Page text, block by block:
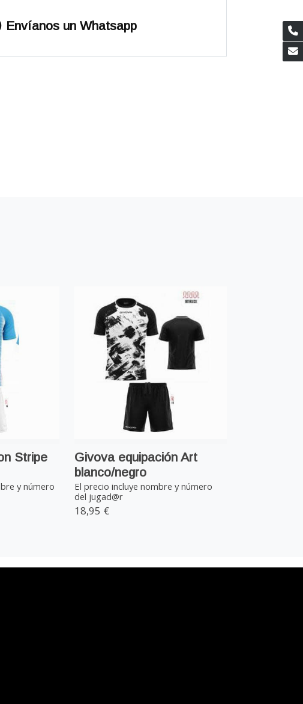
Envíanos un Whatsapp
Stripe
y número
Givova equipación Art
blanco/negro
El precio incluye nombre y número
del jugad@r
18,95 €